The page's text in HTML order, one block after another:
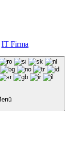
IT Firma